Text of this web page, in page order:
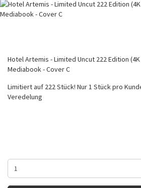
Hotel Artemis - Limited Uncut 222 Edition (4K
Mediabook - Cover C
Limitiert auf 222 Stück! Nur 1 Stück pro
Veredelung